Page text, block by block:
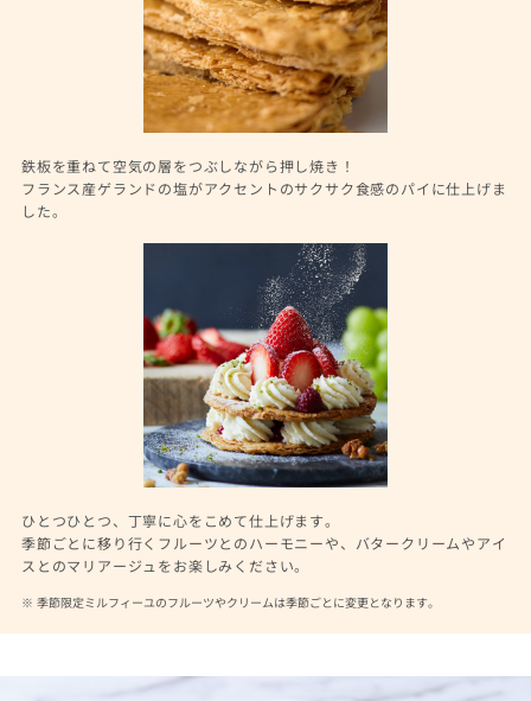
鉄板を重ねて空気の層をつぶしながら押し焼き！
フランス産ゲランドの塩がアクセントのサクサク食感のパイに仕上げま
した。
ひとつひとつ、丁寧に心をこめて仕上げます。
季節ごとに移り行くフルーツとのハーモニーや、バタークリームやアイ
スとのマリアージュをお楽しみください。
季節限定ミルフィーユのフルーツやクリームは季節ごとに変更となります。